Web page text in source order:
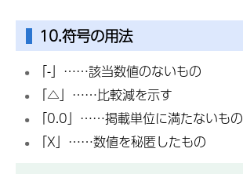
10.符号の用法
「-」……該当数値のないもの
「△」……比較減を示す
「0.0」……掲載単位に満たないもの
「X」……数値を秘匿したもの